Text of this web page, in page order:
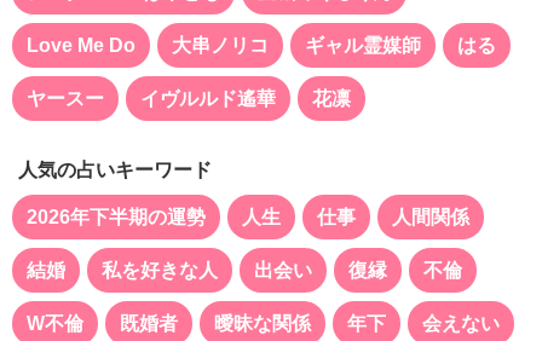
Love Me Do 大串ノリコ ギャル霊媒師 はる
ヤースー イヴルルド遙華 花凛
人気の占いキーワード
2026年下半期の運勢 人生 仕事 人間関係
結婚 私を好きな人 出会い 復縁 不倫
W不倫 既婚者 曖昧な関係 年下 会えない